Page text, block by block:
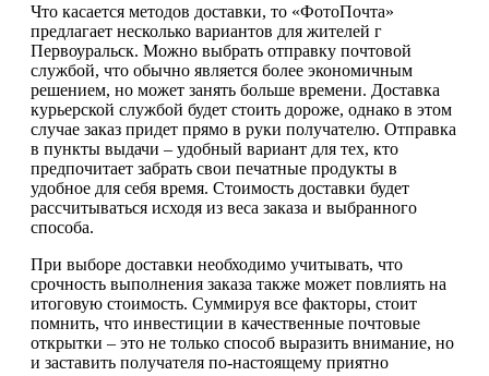
Что касается методов доставки, то «ФотоПочта»
предлагает несколько вариантов для жителей г
Первоуральск. Можно выбрать отправку почтовой
службой, что обычно является более экономичным
решением, но может занять больше времени. Доставка
курьерской службой будет стоить дороже, однако в этом
случае заказ придет прямо в руки получателю. Отправка
в пункты выдачи – удобный вариант для тех, кто
предпочитает забрать свои печатные продукты в
удобное для себя время. Стоимость доставки будет
рассчитываться исходя из веса заказа и выбранного
способа.
При выборе доставки необходимо учитывать, что
срочность выполнения заказа также может повлиять на
итоговую стоимость. Суммируя все факторы, стоит
помнить, что инвестиции в качественные почтовые
открытки – это не только способ выразить внимание, но
и заставить получателя по-настоящему приятно